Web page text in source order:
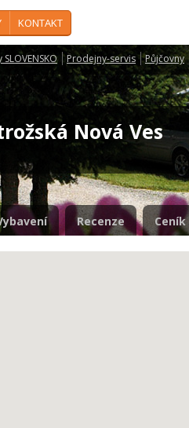
KONTAKT
Prodejny-servis Půjčovny
Nová Ves
Recenze Ceník